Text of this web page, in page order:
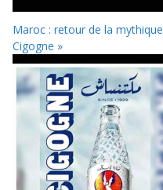
Maroc : retour de la
Cigogne »